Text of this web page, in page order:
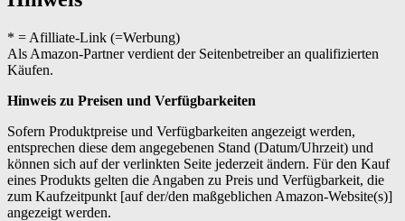
* = Afilliate-Link (=Werbung)
Als Amazon-Partner verdient der Seitenbetreiber an qualifizierten
Käufen.
Hinweis zu Preisen und Verfügbarkeiten
Sofern Produktpreise und Verfügbarkeiten angezeigt werden,
entsprechen diese dem angegebenen Stand (Datum/Uhrzeit) und
können sich auf der verlinkten Seite jederzeit ändern. Für den Kauf
eines Produkts gelten die Angaben zu Preis und Verfügbarkeit, die
zum Kaufzeitpunkt [auf der/den maßgeblichen Amazon-Website(s)]
angezeigt werden.